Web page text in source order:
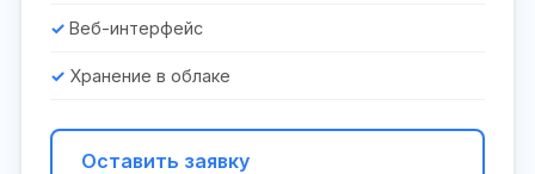
Веб-интерфейс
Хранение в облаке
Оставить заявку